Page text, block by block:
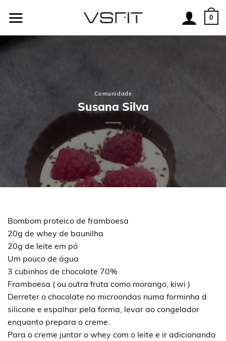
0
Comunidade
Susana Silva
Bombom proteico de framboesa
20g de whey de baunilha
20g de leite em pó
Um pouco de água
3 cubinhos de chocolate 70%
Framboesa ( ou outra fruta como morango, kiwi )
Derreter o chocolate no microondas numa forminha d
silicone e espalhar pela forma, levar ao congelador
enquanto prepara o creme.
Para o creme juntar o whey com o leite e ir adicionando